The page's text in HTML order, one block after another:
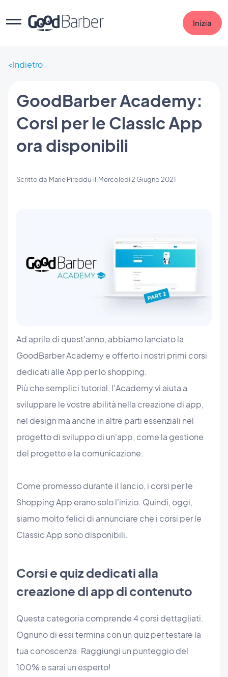
Inizia
Indietro
GoodBarber Academy:
Corsi per le Classic App
ora disponibili
Scritto da Marie Pireddu il Mercoledì 2 Giugno 2021
Ad aprile di quest'anno, abbiamo lanciato la
GoodBarber Academy e offerto i nostri primi corsi
dedicati alle App per lo shopping.
Più che semplici tutorial, l'Academy vi aiuta a
sviluppare le vostre abilità nella creazione di app,
nel design ma anche in altre parti essenziali nel
progetto di sviluppo di un'app, come la gestione
del progetto e la comunicazione.
Come promesso durante il lancio, i corsi per le
Shopping App erano solo l'inizio. Quindi, oggi,
siamo molto felici di annunciare che i corsi per le
Classic App sono disponibili.
Corsi e quiz dedicati alla
creazione di app di contenuto
Questa categoria comprende 4 corsi dettagliati.
Ognuno di essi termina con un quiz per testare la
tua conoscenza. Raggiungi un punteggio del
100% e sarai un esperto!